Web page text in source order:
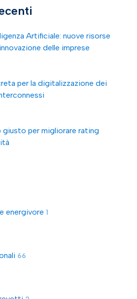
Artificiale: nuove risorse
delle imprese
per la digitalizzazione dei
giusto per migliorare rating
energivore 1
66